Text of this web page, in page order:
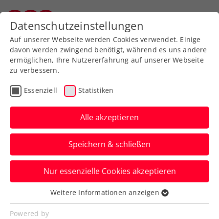
Zurück zur Newsübersicht
Ausbildung
Jürgens beste
Tennistipps – Teil 5: Der
Vorhandvolley
ÖTV-Sportdirektor Jürgen Melzer zeigt
euch mit ÖTV-Ausbildungsreferent Harald
Mair die richtige Technik.
Verfasst von: Manuel Wachta, 10.07.2024
Datenschutzeinstellungen
Auf unserer Webseite werden Cookies verwendet. Einige
davon werden zwingend benötigt, während es uns andere
ermöglichen, Ihre Nutzererfahrung auf unserer Webseite
zu verbessern.
Essenziell Statistiken
Alle akzeptieren
Speichern & schließen
Nur essenzielle Cookies akzeptieren
Essenziell
Essenzielle Cookies werden für grundlegende
Weitere Informationen anzeigen
Powered by